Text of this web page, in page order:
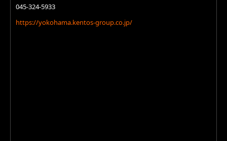
045-324-5933
https://yokohama.kentos-group.co.jp/